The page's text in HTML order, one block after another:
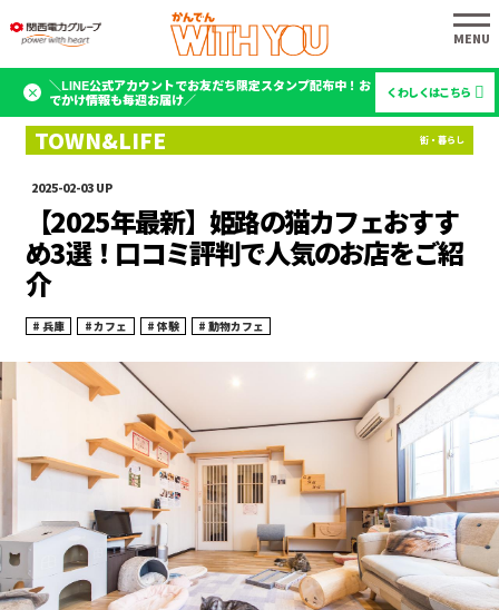
＼LINE公式アカウントでお友だち限定スタンプ配布中！お
でかけ情報も毎週お届け／
くわしくはこちら
2025-02-03
【2025年最新】姫路の猫カフェおすす
め3選！口コミ評判で人気のお店をご紹
介
兵庫 カフェ 体験 動物カフェ